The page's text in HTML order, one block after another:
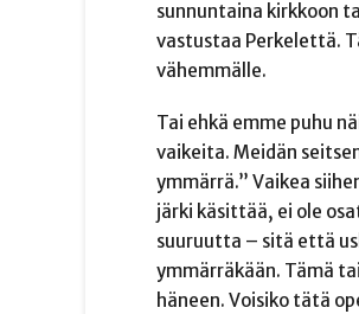
sunnuntaina kirkkoon
vastustaa Perkelettä.
vähemmälle.
Tai ehkä emme puhu
vaikeita. Meidän
ymmärrä.” Vaikea
järki käsittää, ei ole
suuruutta – sitä että
ymmärräkään. Tämä
häneen. Voisiko tätä